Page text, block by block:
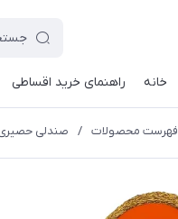
خانه راهنمای خرید اقساطی
فهرست محصولات / صندلی